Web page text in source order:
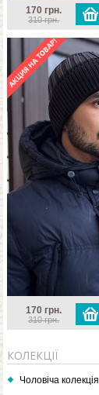
170 грн.
310 грн.
170 грн.
310 грн.
КОЛЕКЦІЇ
Чоловіча колекція